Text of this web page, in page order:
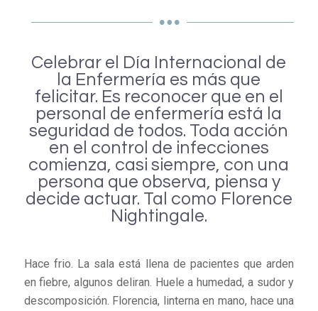
Celebrar el Día Internacional de
la Enfermería es más que
felicitar. Es reconocer que en el
personal de enfermería está la
seguridad de todos. Toda acción
en el control de infecciones
comienza, casi siempre, con una
persona que observa, piensa y
decide actuar. Tal como Florence
Nightingale.
Hace frio. La sala está llena de pacientes que arden
en fiebre, algunos deliran. Huele a humedad, a sudor y
descomposición. Florencia, linterna en mano, hace una